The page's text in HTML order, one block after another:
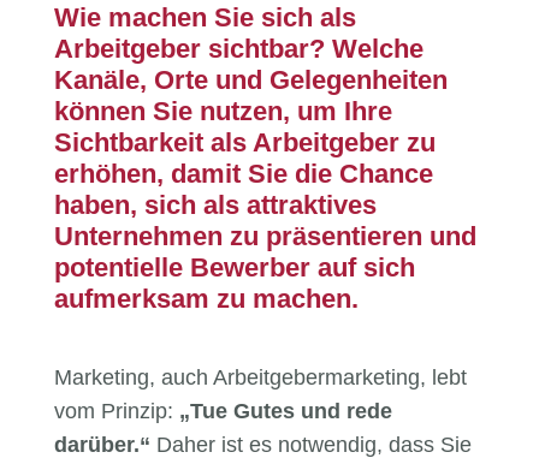
Wie machen Sie sich als
Arbeitgeber sichtbar? Welche
Kanäle, Orte und Gelegenheiten
können Sie nutzen, um Ihre
Sichtbarkeit als Arbeitgeber zu
erhöhen, damit Sie die Chance
haben, sich als attraktives
Unternehmen zu präsentieren und
potentielle Bewerber auf sich
aufmerksam zu machen.
Marketing, auch Arbeitgebermarketing, lebt
vom Prinzip: „Tue Gutes und rede
darüber.“ Daher ist es notwendig, dass Sie